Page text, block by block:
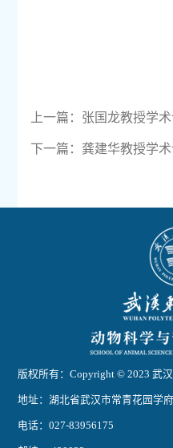
上一篇： 张国龙教授学
下一篇： 龚建华教授学
版权所有：Copyright © 2023 武
地址：湖北省武汉市常青花园学
电话：027-83956175